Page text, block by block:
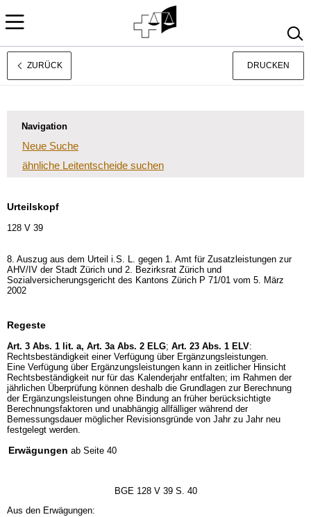
Rechtsprechung
ZURÜCK DRUCKEN
Navigation
Neue Suche
ähnliche Leitentscheide suchen
Urteilskopf
128 V 39
8. Auszug aus dem Urteil i.S. L. gegen 1. Amt für Zusatzleistungen zur
AHV/IV der Stadt Zürich und 2. Bezirksrat Zürich und
Sozialversicherungsgericht des Kantons Zürich P 71/01 vom 5. März
2002
Regeste
Art. 3 Abs. 1 lit. a, Art. 3a Abs. 2 ELG; Art. 23 Abs. 1 ELV:
Rechtsbeständigkeit einer Verfügung über Ergänzungsleistungen.
Eine Verfügung über Ergänzungsleistungen kann in zeitlicher Hinsicht
Rechtsbeständigkeit nur für das Kalenderjahr entfalten; im Rahmen der
jährlichen Überprüfung können deshalb die Grundlagen zur Berechnung
der Ergänzungsleistungen ohne Bindung an früher berücksichtigte
Berechnungsfaktoren und unabhängig allfälliger während der
Bemessungsdauer möglicher Revisionsgründe von Jahr zu Jahr neu
festgelegt werden.
Erwägungen ab Seite 40
BGE 128 V 39 S. 40
Aus den Erwägungen: